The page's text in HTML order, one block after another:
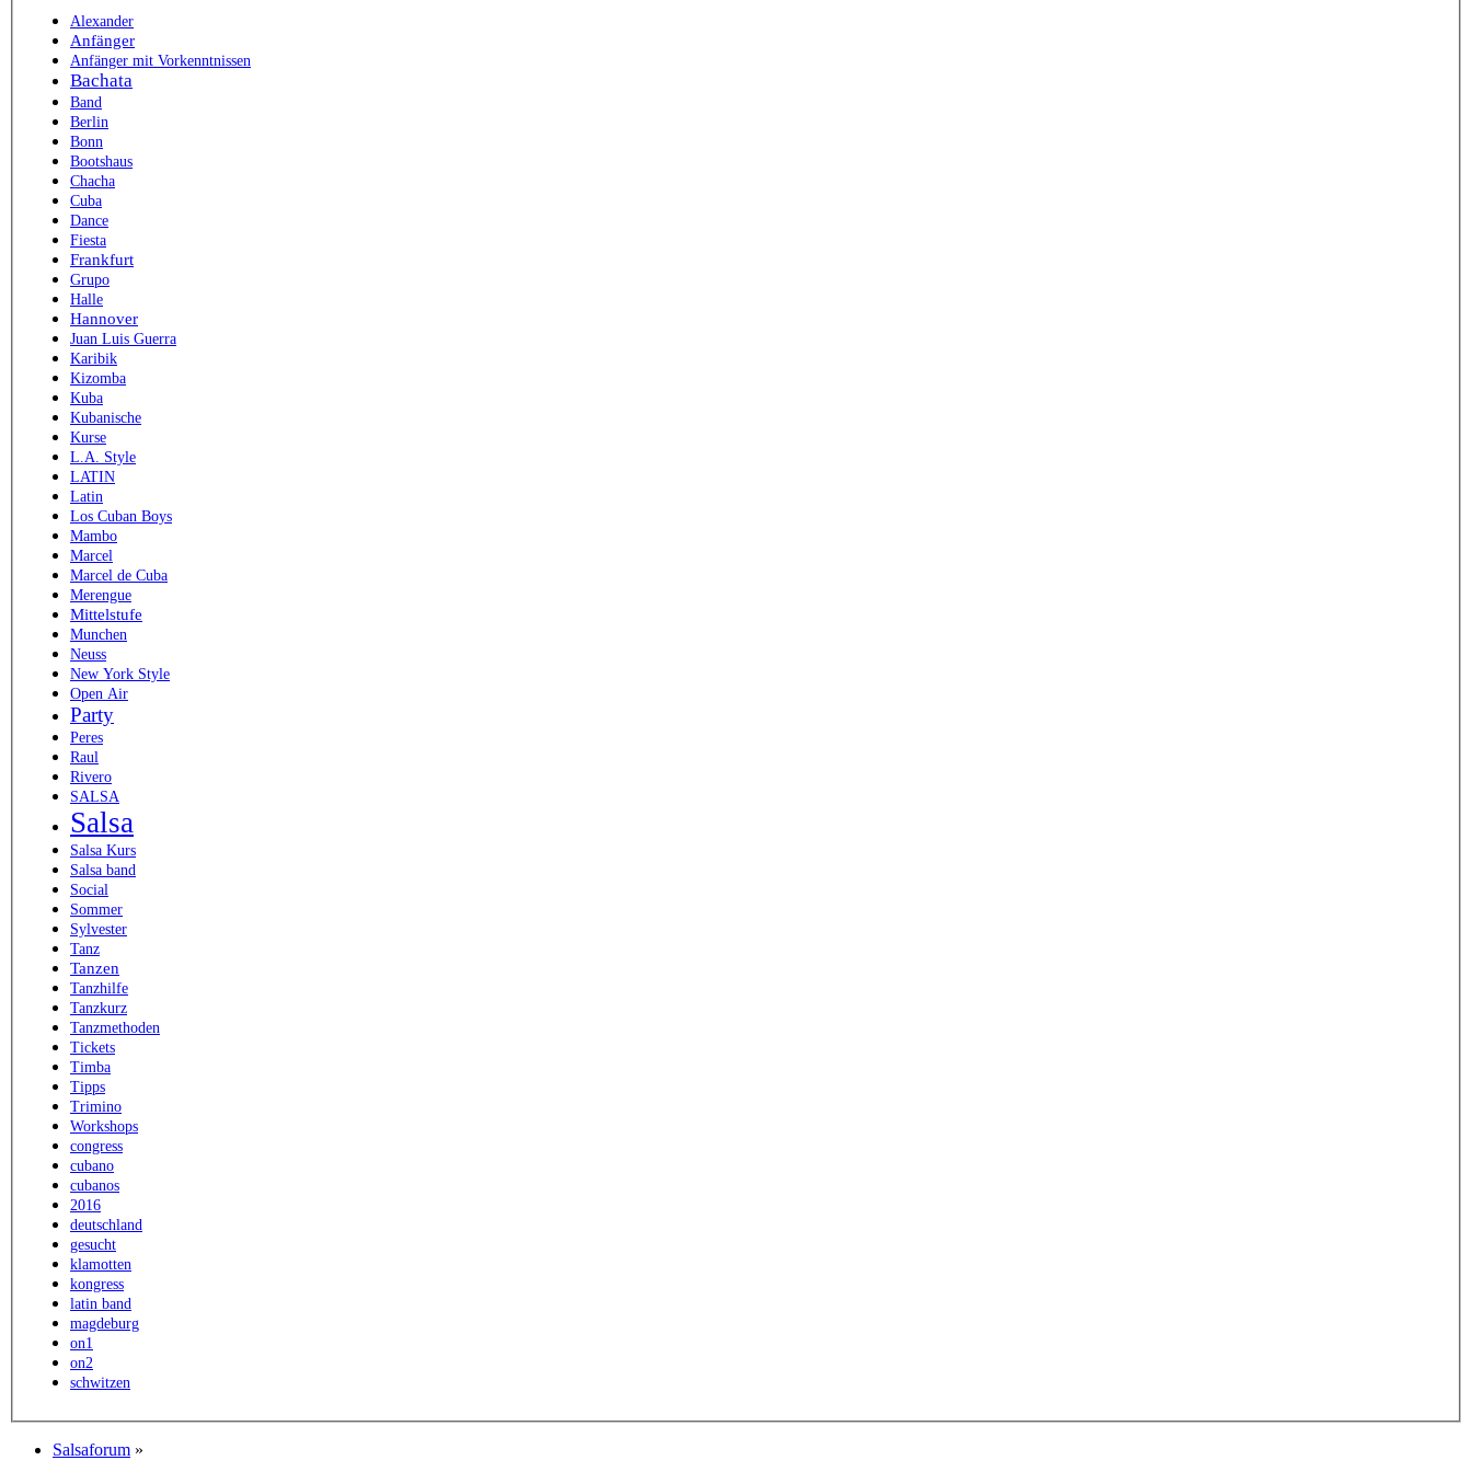
Alexander
Anfänger
Anfänger mit Vorkenntnissen
Bachata
Band
Berlin
Bonn
Bootshaus
Chacha
Cuba
Dance
Fiesta
Frankfurt
Grupo
Halle
Hannover
Juan Luis Guerra
Karibik
Kizomba
Kuba
Kubanische
Kurse
L.A. Style
LATIN
Latin
Los Cuban Boys
Mambo
Marcel
Marcel de Cuba
Merengue
Mittelstufe
Munchen
Neuss
New York Style
Open Air
Party
Peres
Raul
Rivero
SALSA
Salsa
Salsa Kurs
Salsa band
Social
Sommer
Sylvester
Tanz
Tanzen
Tanzhilfe
Tanzkurz
Tanzmethoden
Tickets
Timba
Tipps
Trimino
Workshops
congress
cubano
cubanos
2016
deutschland
gesucht
klamotten
kongress
latin band
magdeburg
on1
on2
schwitzen
Salsaforum »